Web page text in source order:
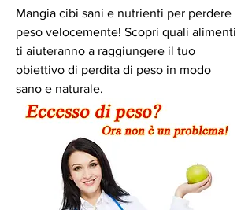
Mangia cibi sani e nutrienti per perdere
peso velocemente! Scopri quali alimenti
ti aiuteranno a raggiungere il tuo
obiettivo di perdita di peso in modo
sano e naturale.